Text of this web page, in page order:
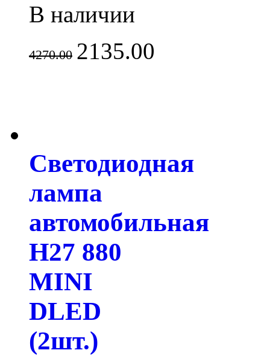
В наличии
4270.00 2135.00
Светодиодная
лампа
автомобильная
H27 880
MINI
DLED
(2шт.)